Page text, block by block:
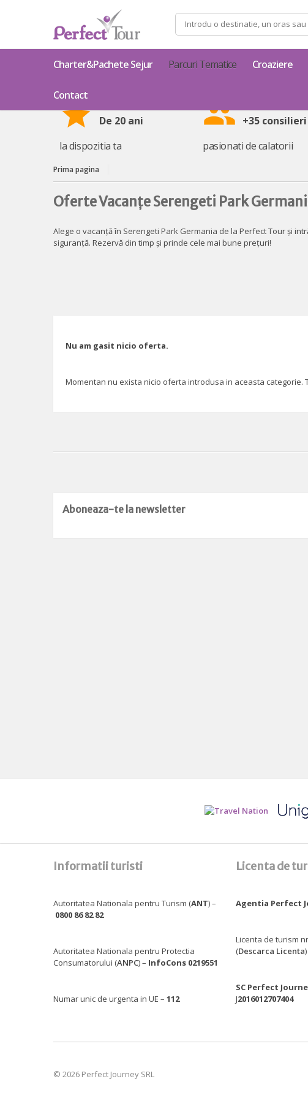
Caută
după:
Charter&Pachete Sejur Parcuri Tematice Croaziere
Contact
star De 20 ani
la dispozitia ta
group +35 consilieri
pasionati de calatorii
Prima pagina
Oferte Vacanțe Serengeti Park
Alege o vacanță în Serengeti Park Germania de la Perfect Tour și
siguranță. Rezervă din timp și prinde cele mai bune prețuri!
Nu am gasit nicio oferta.
Momentan nu exista nicio oferta introdusa in aceasta categorie.
Aboneaza-te la newsletter
Informatii turisti
Autoritatea Nationala pentru Turism (ANT) –
0800 86 82 82
Autoritatea Nationala pentru Protectia
Consumatorului (ANPC) – InfoCons 0219551
Numar unic de urgenta in UE – 112
Licenta de
Agentia Perfect
Licenta de turism
(Descarca Licenta)
SC Perfect
J2016012707404
© 2026 Perfect Journey SRL